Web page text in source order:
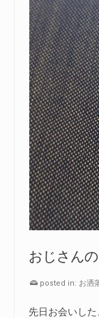
おじさんの
posted in: お洒
先日お会いし